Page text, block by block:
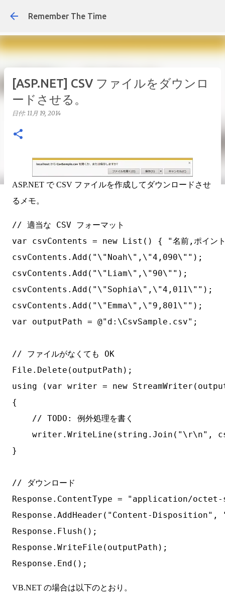
Remember The Time
[ASP.NET] CSV ファイルをダウンロ
ードさせる。
日付: 11月 19, 2014
ASP.NET で CSV ファイルを作成してダウンロードさせ
るメモ。
// 適当な CSV フォーマット
var csvContents = new List () { "名前,ポイン
csvContents.Add("\"Noah\",\"4,090\"");
csvContents.Add("\"Liam\",\"90\"");
csvContents.Add("\"Sophia\",\"4,011\"");
csvContents.Add("\"Emma\",\"9,801\"");
var outputPath = @"d:\CsvSample.csv";
// ファイルがなくても OK
File.Delete(outputPath);
using (var writer = new
{
    // TODO: 例外処理を書く
writer.WriteLine(string.Join("\r\n",
}
// ダウンロード
Response.ContentType = "application/
Response.AddHeader("Content-
Response.Flush();
Response.WriteFile(outputPath);
VB.NET の場合は以下のとおり。